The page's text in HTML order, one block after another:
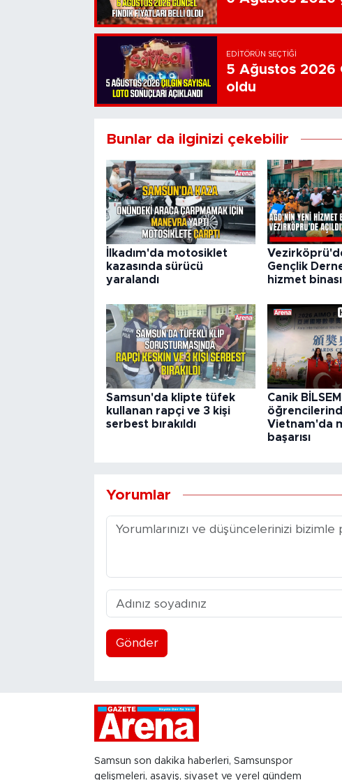
EDITÖRÜN SEÇTIĞI
5 Ağustos 2026
oldu
Bunlar da ilginizi çekebilir
İlkadım'da motosiklet
kazasında sürücü
yaralandı
Gençlik
hizmet binası
Samsun'da klipte tüfek
kullanan rapçi ve 3 kişi
serbest bırakıldı
Canik BİLSEM
Vietnam'da
başarısı
Yorumlar
Gönder
Samsun son dakika haberleri, Samsunspor
gelişmeleri, asayiş, siyaset ve yerel gündem